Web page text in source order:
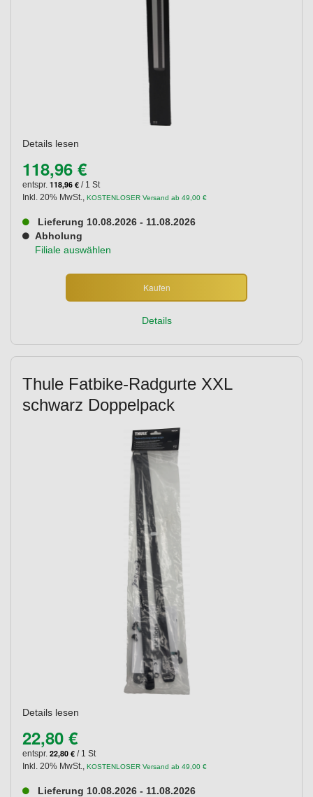
Details lesen
118,96 €
entspr. 118,96 € / 1 St
Inkl. 20% MwSt., KOSTENLOSER Versand ab 49,00 €
Lieferung 10.08.2026 - 11.08.2026
Abholung
Filiale auswählen
Kaufen
Details
Thule Fatbike-Radgurte XXL
schwarz Doppelpack
Details lesen
22,80 €
entspr. 22,80 € / 1 St
Inkl. 20% MwSt., KOSTENLOSER Versand ab 49,00 €
Lieferung 10.08.2026 - 11.08.2026